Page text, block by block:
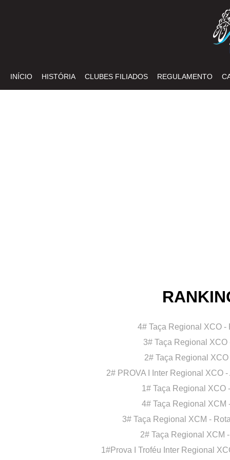
INÍCIO HISTÓRIA CLUBES FILIADOS REGULAMENTO
4# Taça Regional XCO -
3# Taça Regional XCO
2# Taça Regional
2# PROVA I Inter Regional XCO
1# Taça Regional XCO
4# Taça Regional XCM
3# Taça Regional XCM -
2# Taça Regional XCM
1#Prova I Troféu Inter Regional